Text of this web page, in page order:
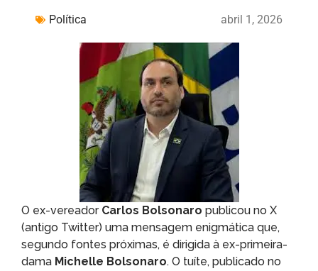
Política abril 1, 2026
O ex-vereador Carlos Bolsonaro publicou no X
(antigo Twitter) uma mensagem enigmática que,
segundo fontes próximas, é dirigida à ex-primeira-
dama Michelle Bolsonaro. O tuíte, publicado no